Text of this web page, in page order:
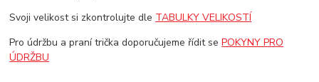
Svoji velikost si zkontrolujte dle TABULKY VELIKOSTÍ
Pro údržbu a praní trička doporučujeme řídit sePOKYNY PRO
ÚDRŽBU